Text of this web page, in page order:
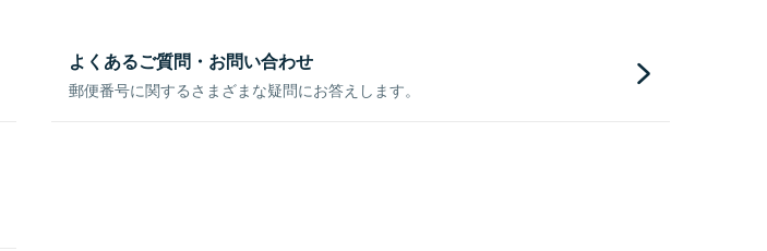
よくあるご質問・お問い合わせ
郵便番号に関するさまざまな疑問にお答えします。